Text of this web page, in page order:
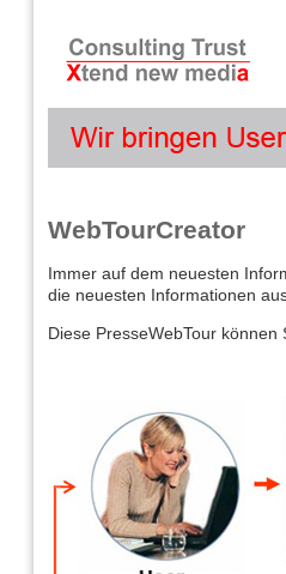
WebTourCreator
Immer auf dem neuesten
die neuesten Informationen
Diese PresseWebTour